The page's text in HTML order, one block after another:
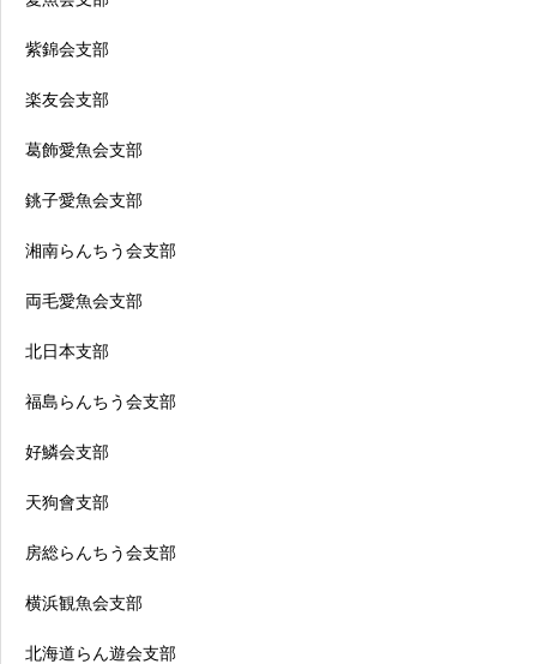
紫錦会支部
楽友会支部
葛飾愛魚会支部
銚子愛魚会支部
湘南らんちう会支部
両毛愛魚会支部
北日本支部
福島らんちう会支部
好鱗会支部
天狗會支部
房総らんちう会支部
横浜観魚会支部
北海道らん遊会支部